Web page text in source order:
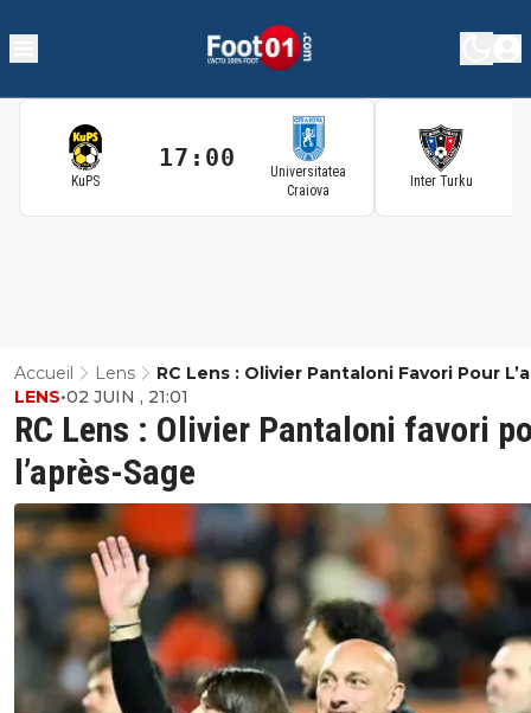
KuPS
17:00
Universitatea
Craiova
Inter Turku
Accueil Lens
RC Lens : Olivier Pantaloni Favori Pour
Sage
RC Lens : Olivier Pantaloni favori
l’après-Sage
LENS•02 JUIN , 21:01